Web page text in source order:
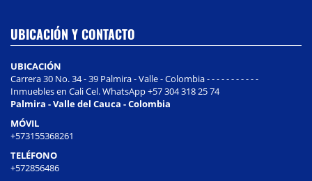
UBICACIÓN Y CONTACTO
UBICACIÓN
Carrera 30 No. 34 - 39 Palmira - Valle - Colombia - - - - - - - - - - -
Inmuebles en Cali Cel. WhatsApp +57 304 318 25 74
Palmira - Valle del Cauca - Colombia
MÓVIL
+573155368261
TELÉFONO
+572856486